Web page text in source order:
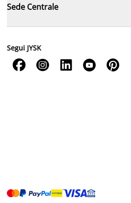
Sede Centrale
Segui JYSK
    